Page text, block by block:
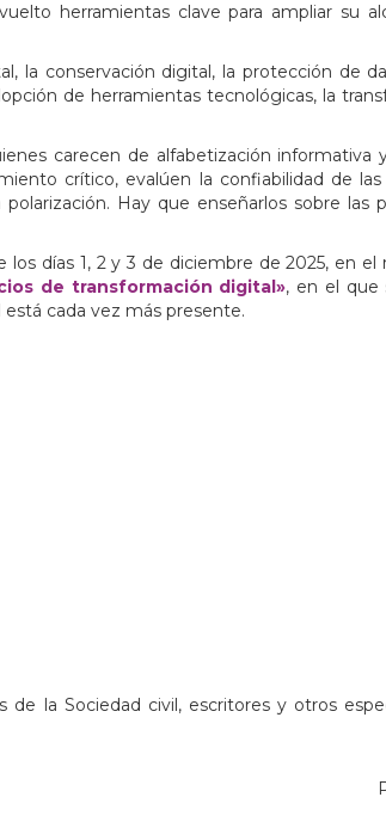
herramientas clave para ampliar su
la conservación digital, la protección de
de herramientas tecnológicas, la
carecen de alfabetización informativa
crítico, evalúen la confiabilidad de
Hay que enseñarlos sobre las
días 1, 2 y 3 de diciembre de 2025, en
de transformación digital», en el que
cada vez más presente.
de la Sociedad civil, escritores y otros